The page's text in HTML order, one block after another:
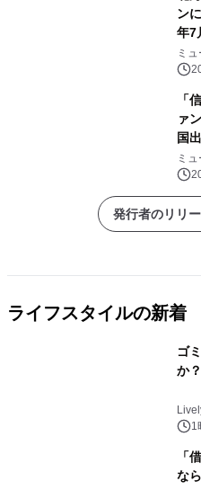
ン
年7
ミ
「
ァ
国
ミ
発行者のリリ
ライフスタイルの新着
ゴ
か？
1
「
な